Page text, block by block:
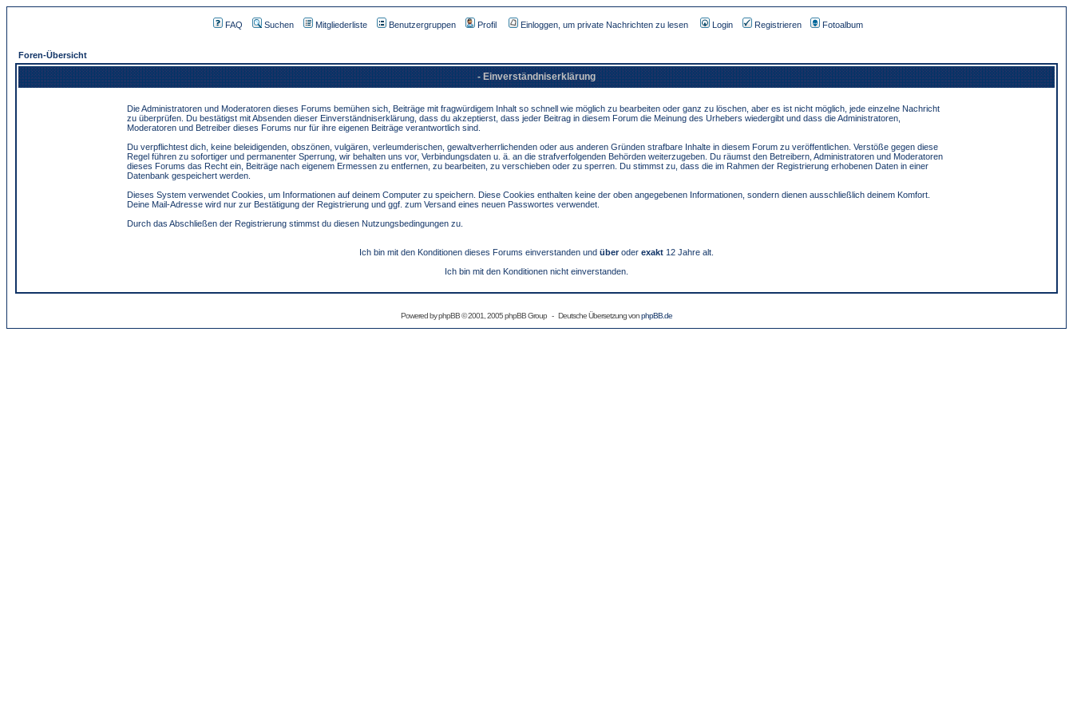
FAQ Suchen Mitgliederliste Benutzergruppen Profil Einloggen, um private Nachrichten zu lesen Login Registrieren Fotoalbum
Foren-Übersicht
- Einverständniserklärung
Die Administratoren und Moderatoren dieses Forums bemühen sich, Beiträge mit fragwürdigem Inhalt so schnell wie möglich zu bearbeiten oder ganz zu löschen, aber es ist nicht möglich, jede einzelne Nachricht
zu überprüfen. Du bestätigst mit Absenden dieser Einverständniserklärung, dass du akzeptierst, dass jeder Beitrag in diesem Forum die Meinung des Urhebers wiedergibt und dass die Administratoren,
Moderatoren und Betreiber dieses Forums nur für ihre eigenen Beiträge verantwortlich sind.
Du verpflichtest dich, keine beleidigenden, obszönen, vulgären, verleumderischen, gewaltverherrlichenden oder aus anderen Gründen strafbare Inhalte in diesem Forum zu veröffentlichen. Verstöße gegen diese
Regel führen zu sofortiger und permanenter Sperrung, wir behalten uns vor, Verbindungsdaten u. ä. an die strafverfolgenden Behörden weiterzugeben. Du räumst den Betreibern, Administratoren und Moderatoren
dieses Forums das Recht ein, Beiträge nach eigenem Ermessen zu entfernen, zu bearbeiten, zu verschieben oder zu sperren. Du stimmst zu, dass die im Rahmen der Registrierung erhobenen Daten in einer
Datenbank gespeichert werden.
Dieses System verwendet Cookies, um Informationen auf deinem Computer zu speichern. Diese Cookies enthalten keine der oben angegebenen Informationen, sondern dienen ausschließlich deinem Komfort.
Deine Mail-Adresse wird nur zur Bestätigung der Registrierung und ggf. zum Versand eines neuen Passwortes verwendet.
Durch das Abschließen der Registrierung stimmst du diesen Nutzungsbedingungen zu.
Ich bin mit den Konditionen dieses Forums einverstanden und überoder exakt 12 Jahre alt.
Ich bin mit den Konditionen nicht einverstanden.
Powered byphpBB© 2001, 2005 phpBB Group - Deutsche Übersetzung vonphpBB.de